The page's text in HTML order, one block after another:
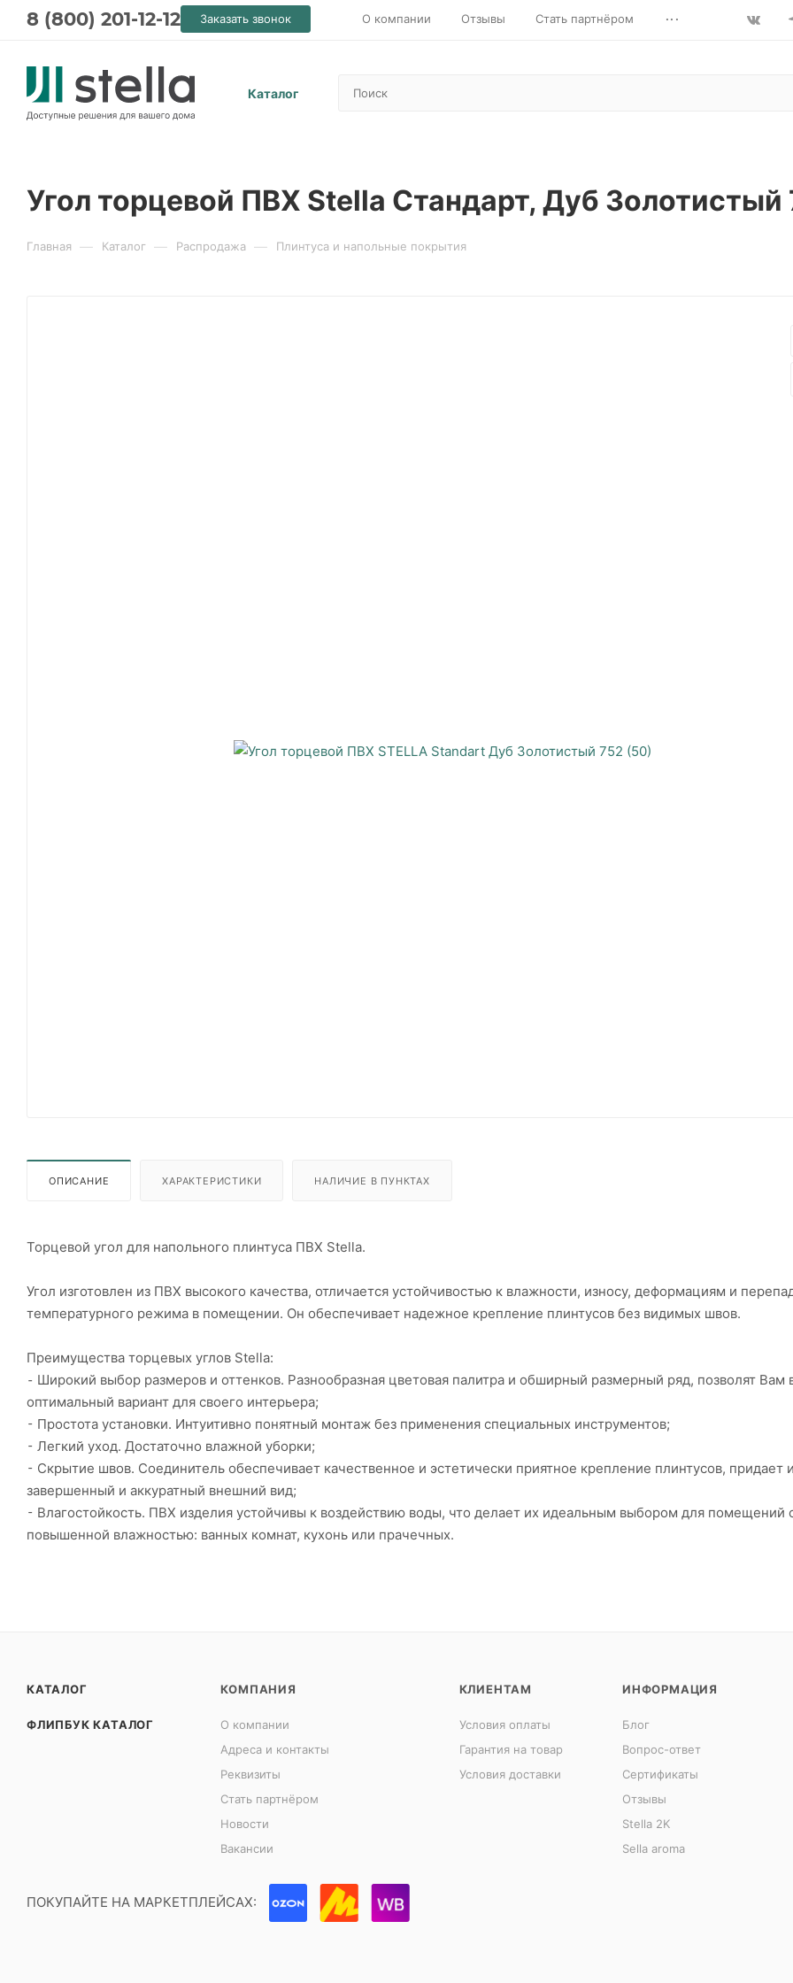
8 (800) 201-12-12 Заказать звонок О компании Отзывы Стать партнёром ...
Каталог
Угол торцевой ПВХ Stella Стандарт, Дуб
Главная — Каталог — Распродажа — Плинтуса и напольные покрытия
ОПИСАНИЕ ХАРАКТЕРИСТИКИ НАЛИЧИЕ В ПУНКТАХ
Торцевой угол для напольного плинтуса ПВХ Stella.
Угол изготовлен из ПВХ высокого качества, отличается устойчивостью к влажности, износу, деформациям и
температурного режима в помещении. Он обеспечивает надежное крепление плинтусов без видимых швов.
Преимущества торцевых углов Stella:
⁃ Широкий выбор размеров и оттенков. Разнообразная цветовая палитра и обширный размерный ряд, позволят Вам
оптимальный вариант для своего интерьера;
⁃ Простота установки. Интуитивно понятный монтаж без применения специальных инструментов;
⁃ Легкий уход. Достаточно влажной уборки;
⁃ Скрытие швов. Соединитель обеспечивает качественное и эстетически приятное крепление плинтусов, придает
завершенный и аккуратный внешний вид;
⁃ Влагостойкость. ПВХ изделия устойчивы к воздействию воды, что делает их идеальным выбором для помещений
повышенной влажностью: ванных комнат, кухонь или прачечных.
КАТАЛОГ
ФЛИПБУК КАТАЛОГ
КОМПАНИЯ
О компании
Адреса и контакты
Реквизиты
Стать партнёром
Новости
Вакансии
КЛИЕНТАМ
Условия оплаты
Гарантия на товар
Условия доставки
ИНФОРМАЦИЯ
Блог
Вопрос-ответ
Сертификаты
Отзывы
Stella 2K
Sella aroma
ПОКУПАЙТЕ НА МАРКЕТПЛЕЙСАХ: